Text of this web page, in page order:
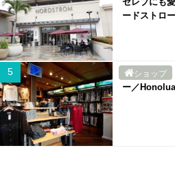
ードストロ
ショップ
ー／